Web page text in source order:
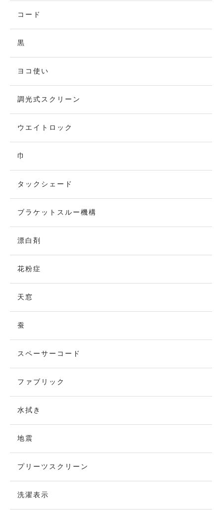
コード
黒
ヨコ使い
調光式スクリーン
ウエイトロック
巾
タックシェード
ブラケットスルー機構
漂白剤
花粉症
天窓
蚕
スペーサーコード
ファブリック
水拭き
地震
プリーツスクリーン
洗濯表示